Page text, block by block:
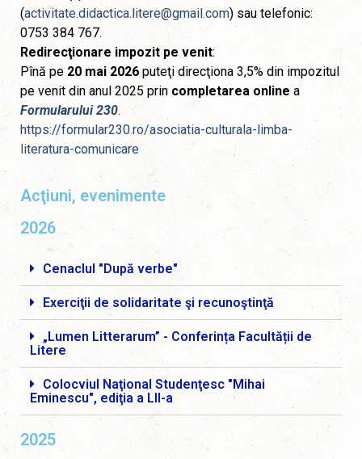
(activitate.didactica.litere@gmail.com) sau telefonic:
0753 384 767.
Redirecţionare impozit pe venit:
Pînă pe 20 mai 2026 puteţi direcţiona 3,5% din impozitul
pe venit din anul 2025 prin completarea online a
Formularului 230.
https://formular230.ro/asociatia-culturala-limba-
literatura-comunicare
Acţiuni, evenimente
2026
Cenaclul "După verbe"
Exerciţii de solidaritate şi recunoştinţă
„Lumen Litterarum” - Conferința Facultății de
Litere
Colocviul Naţional Studenţesc "Mihai
Eminescu", ediţia a LII-a
2025